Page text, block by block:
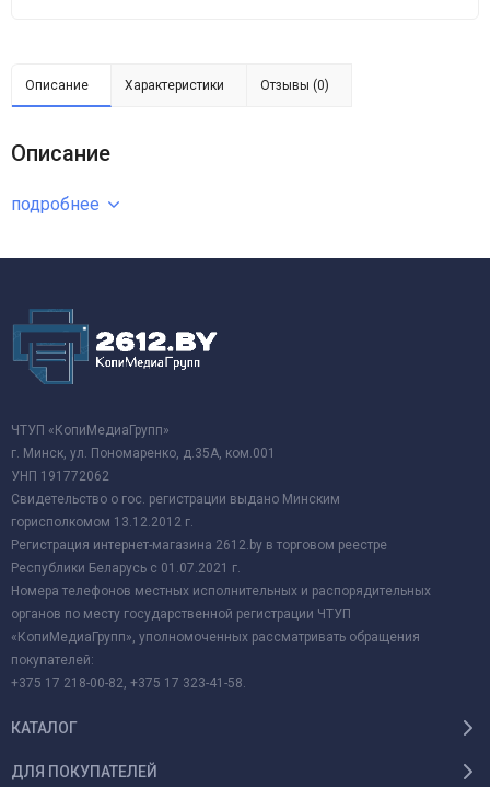
Описание Характеристики Отзывы (0)
Описание
подробнее
ЧТУП «КопиМедиаГрупп»
г. Минск, ул. Пономаренко, д.35А, ком.001
УНП 191772062
Свидетельство о гос. регистрации выдано Минским
горисполкомом 13.12.2012 г.
Регистрация интернет-магазина 2612.by в торговом реестре
Республики Беларусь с 01.07.2021 г.
Номера телефонов местных исполнительных и распорядительных
органов по месту государственной регистрации ЧТУП
«КопиМедиаГрупп», уполномоченных рассматривать обращения
покупателей:
+375 17 218-00-82, +375 17 323-41-58.
КАТАЛОГ
ДЛЯ ПОКУПАТЕЛЕЙ